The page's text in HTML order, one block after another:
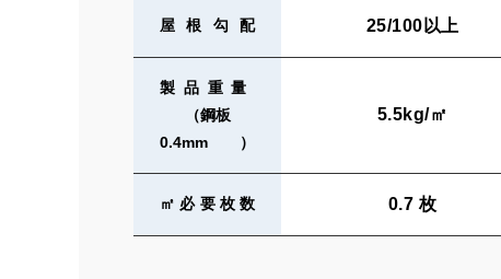
屋根勾配 25/100以上
製品重量
（鋼板
0.4mm）
5.5kg/㎡
㎡必要枚数 0.7 枚